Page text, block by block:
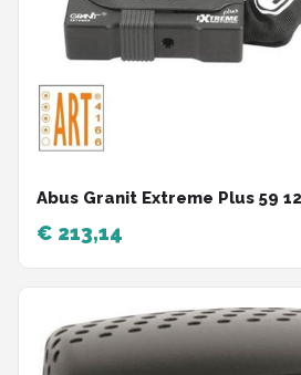
Abus Granit Extreme Plus 59
€ 213,14